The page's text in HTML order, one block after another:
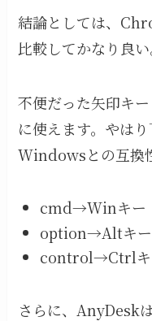
結論としては、
比較してかなり良い
不便だった矢印キ
に使えます。やは
Windowsとの互換
cmd→Winキー
option→Altキー
control→Ctrlキ
さらに、AnyDesk